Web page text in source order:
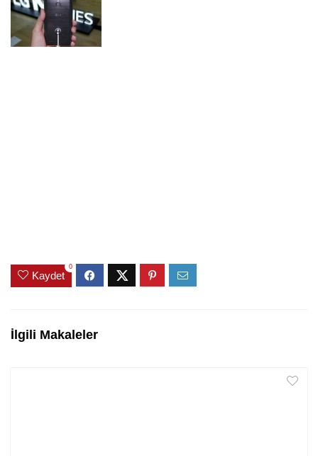
Kaydet
0
İlgili Makaleler